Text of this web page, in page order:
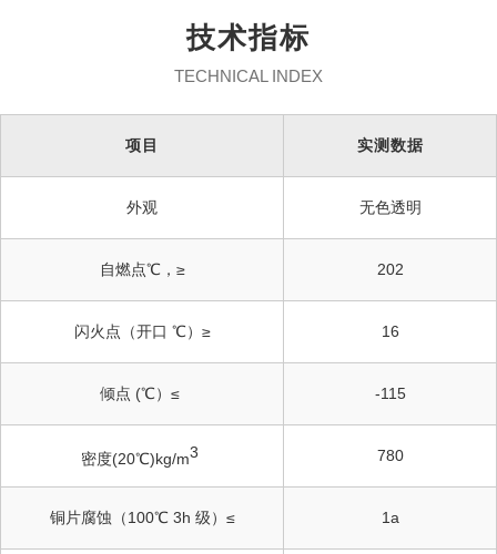
技术指标
TECHNICAL INDEX
项目 实测数据
外观 无色透明
自燃点℃，≥ 202
闪火点（开口 ℃）≥ 16
倾点 (℃）≤ -115
密度(20℃)kg/m3 780
铜片腐蚀（100℃ 3h 级）≤ 1a